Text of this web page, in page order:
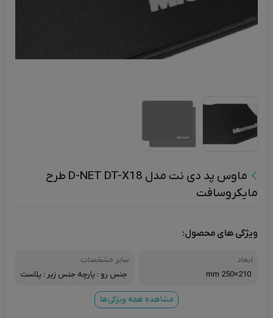
ماوس پد دی نت مدل D-NET DT-X18 طرح
مایکروسافت
ویژگی های محصول:
ابعاد
210×250 mm
سایر مشخصات
جنس رو : پارچه جنس زیر : پلاست
مشاهده همه ویژگی‌ها